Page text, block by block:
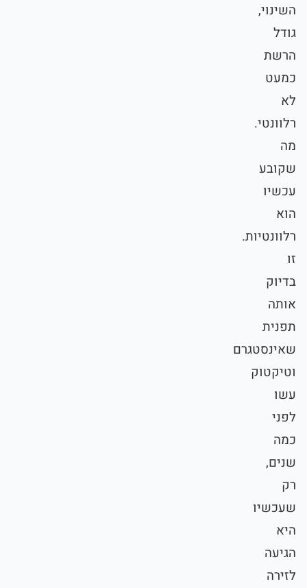
השינוי,
גודל
הרשת
כמעט
לא
רלוונטי.
מה
שקובע
עכשיו
הוא
רלוונטיות.
זו
בדיוק
אותה
תפנית
שאינסטגרם
וטיקטוק
עשו
לפני
כמה
שנים,
רק
שעכשיו
היא
הגיעה
לזירה